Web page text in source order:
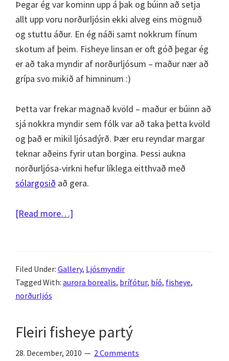
Þegar ég var kominn upp á þak og búinn að setja
allt upp voru norðurljósin ekki alveg eins mögnuð
og stuttu áður. En ég náði samt nokkrum fínum
skotum af þeim. Fisheye linsan er oft góð þegar ég
er að taka myndir af norðurljósum – maður nær að
grípa svo mikið af himninum :)
Þetta var frekar magnað kvöld – maður er búinn að
sjá nokkra myndir sem fólk var að taka þetta kvöld
og það er mikil ljósadýrð. Þær eru reyndar margar
teknar aðeins fyrir utan borgina. Þessi aukna
norðurljósa-virkni hefur líklega eitthvað með
sólargosið að gera.
[Read more…]
2012
Filed Under: Gallery, Ljósmyndir
Tagged With: aurora borealis, þrífótur, bíó, fisheye,
norðurljós
Fleiri fisheye partý
28. December, 2010 2 Comments